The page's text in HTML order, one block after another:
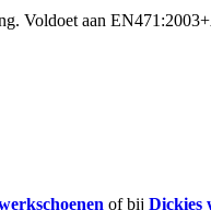
Voldoet aan
of bij Dickies